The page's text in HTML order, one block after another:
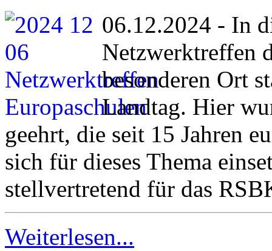
06.12.2024 - In
Netzwerktreffen
besonderen Ort
Landtag. Hier
geehrt, die seit 15 Jahren
sich für dieses Thema
stellvertretend für das
Weiterlesen...